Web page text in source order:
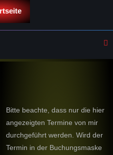
Bitte beachte, dass nur die hier
angezeigten Termine von mir
durchgeführt werden. Wird der
Termin in der Buchungsmaske